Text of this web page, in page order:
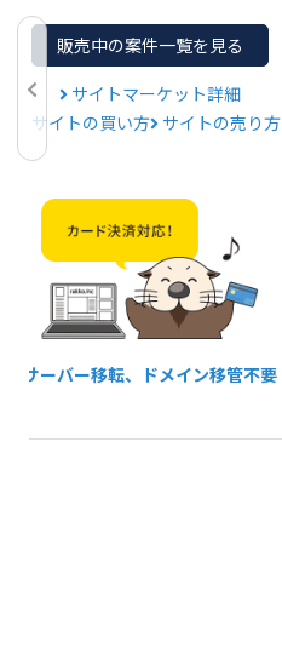
販売中の案件一覧を見る
サイトマーケット詳細
サイトの買い方 サイトの売り方
サーバー移転、 ドメイン移管不要